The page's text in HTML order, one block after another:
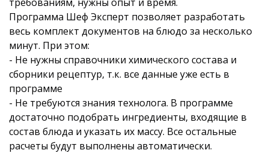
Программа Шеф Эксперт позволяет разработать
весь комплект документов на блюдо за несколько
минут. При этом:
- Не нужны справочники химического состава и
сборники рецептур, т.к. все данные уже есть в
программе
- Не требуются знания технолога. В программе
достаточно подобрать ингредиенты, входящие в
состав блюда и указать их массу. Все остальные
расчеты будут выполнены автоматически.